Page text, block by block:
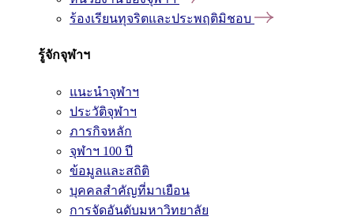
ร้องเรียนทุจริตและประพฤติมิชอบ
รู้จักจุฬาฯ
แนะนำจุฬาฯ
ประวัติจุฬาฯ
ภารกิจหลัก
จุฬาฯ 100 ปี
ข้อมูลและสถิติ
บุคคลสำคัญที่มาเยือน
การจัดอันดับมหาวิทยาลัย